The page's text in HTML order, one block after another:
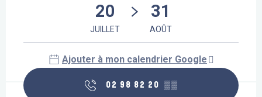
20
JUILLET
31
AOÛT
Ajouter à mon calendrier Google
02 98 82 20 ▒▒